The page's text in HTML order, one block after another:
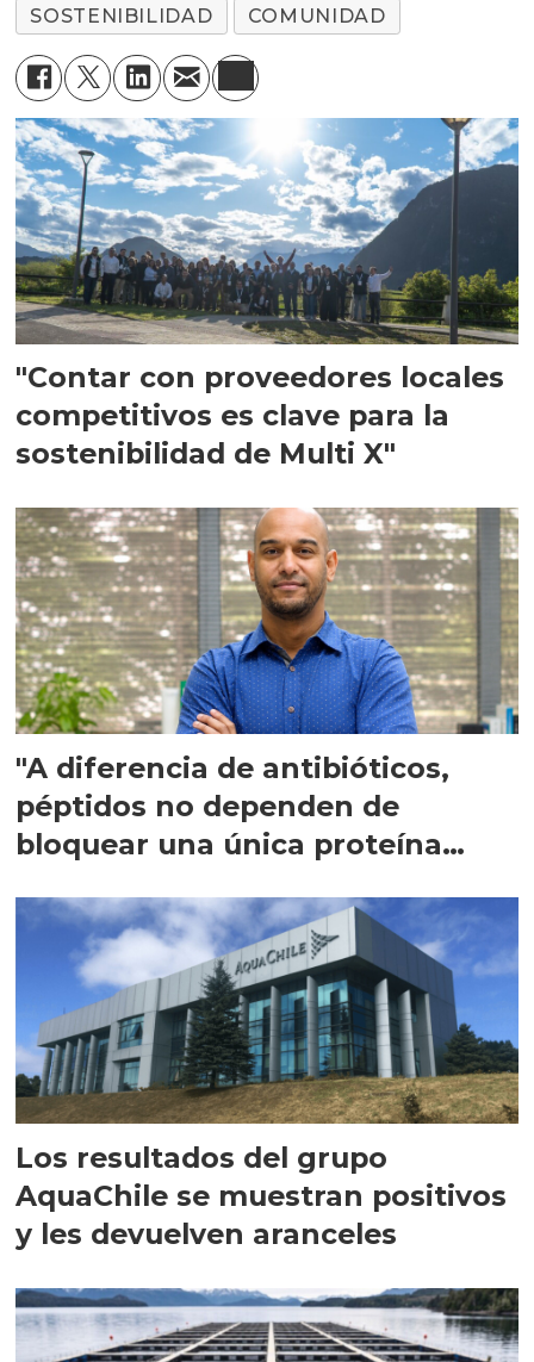
SOSTENIBILIDAD COMUNIDAD
"Contar con proveedores locales
competitivos es clave para la
sostenibilidad de Multi X"
"A diferencia de antibióticos,
péptidos no dependen de
bloquear una única proteína
Los resultados del grupo
AquaChile se muestran positivos
y les devuelven aranceles